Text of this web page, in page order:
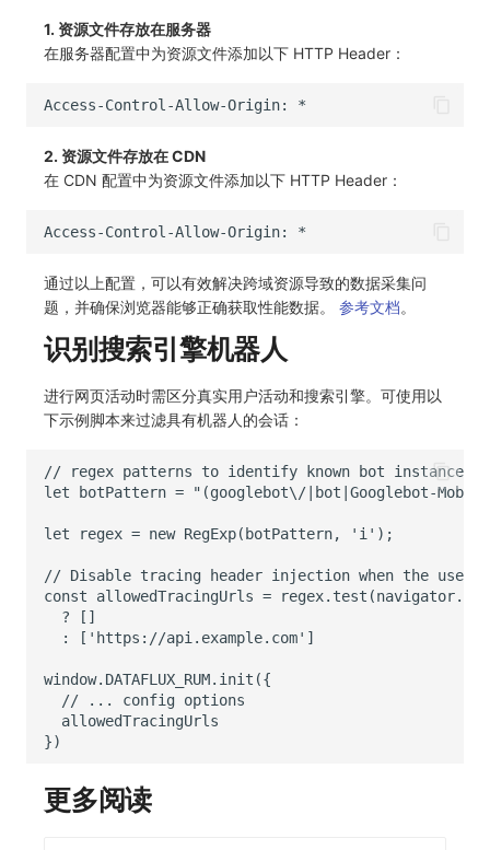
1. 资源文件存放在服务器
在服务器配置中为资源文件添加以下 HTTP Header：
Access-Control-Allow-Origin: *
2. 资源文件存放在 CDN
在 CDN 配置中为资源文件添加以下 HTTP Header：
Access-Control-Allow-Origin: *
通过以上配置，可以有效解决跨域资源导致的数据采集问
题，并确保浏览器能够正确获取性能数据。 参考文档。
识别搜索引擎机器人
进行网页活动时需区分真实用户活动和搜索引擎。可使用以
下示例脚本来过滤具有机器人的会话：
更多阅读